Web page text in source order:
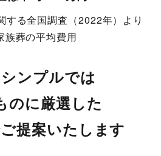
る全国調査（2022年）より
葬の平均費用
ンプルでは
のに厳選した
提案いたします